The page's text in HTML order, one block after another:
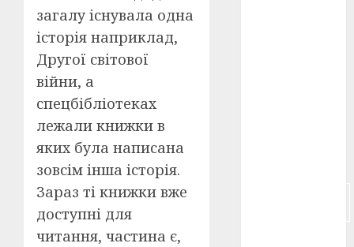
загалу існувала одна
історія наприклад,
Другої світової
війни, а
спецбібліотеках
лежали книжки в
яких була написана
зовсім інша історія.
Зараз ті книжки вже
доступні для
читання, частина є,